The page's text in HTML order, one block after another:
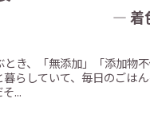
・
き、「無添加」「添加物
らしていて、毎日のごは
...